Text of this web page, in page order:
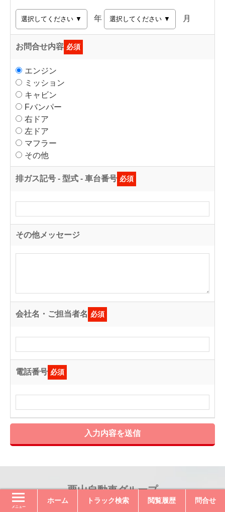
メニュー
ホーム トラック検索 閲覧履歴 問合せ
年 月
お問合せ内容 必須
エンジン
ミッション
キャビン
Fバンパー
右ドア
左ドア
マフラー
その他
排ガス記号 - 型式 - 車台番号 必須
その他メッセージ
会社名・ご担当者名 必須
電話番号 必須
入力内容を送信
栗山自動車グループ